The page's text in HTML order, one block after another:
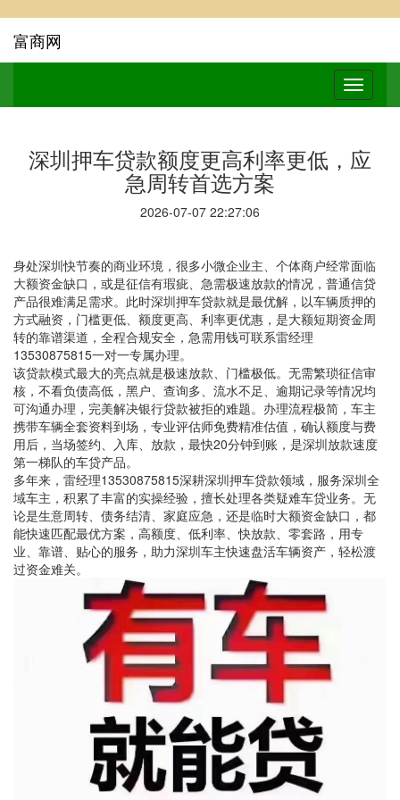
富商网
深圳押车贷款额度更高利率更低，应
急周转首选方案
2026-07-07 22:27:06
身处深圳快节奏的商业环境，很多小微企业主、个体商户经常面临
大额资金缺口，或是征信有瑕疵、急需极速放款的情况，普通信贷
产品很难满足需求。此时深圳押车贷款就是最优解，以车辆质押的
方式融资，门槛更低、额度更高、利率更优惠，是大额短期资金周
转的靠谱渠道，全程合规安全，急需用钱可联系雷经理
13530875815一对一专属办理。
该贷款模式最大的亮点就是极速放款、门槛极低。无需繁琐征信审
核，不看负债高低，黑户、查询多、流水不足、逾期记录等情况均
可沟通办理，完美解决银行贷款被拒的难题。办理流程极简，车主
携带车辆全套资料到场，专业评估师免费精准估值，确认额度与费
用后，当场签约、入库、放款，最快20分钟到账，是深圳放款速度
第一梯队的车贷产品。
多年来，雷经理13530875815深耕深圳押车贷款领域，服务深圳全
域车主，积累了丰富的实操经验，擅长处理各类疑难车贷业务。无
论是生意周转、债务结清、家庭应急，还是临时大额资金缺口，都
能快速匹配最优方案，高额度、低利率、快放款、零套路，用专
业、靠谱、贴心的服务，助力深圳车主快速盘活车辆资产，轻松渡
过资金难关。